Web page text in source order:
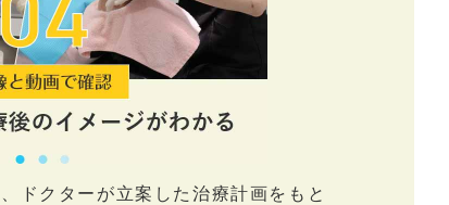
ドクターが立案した治療計画をもと